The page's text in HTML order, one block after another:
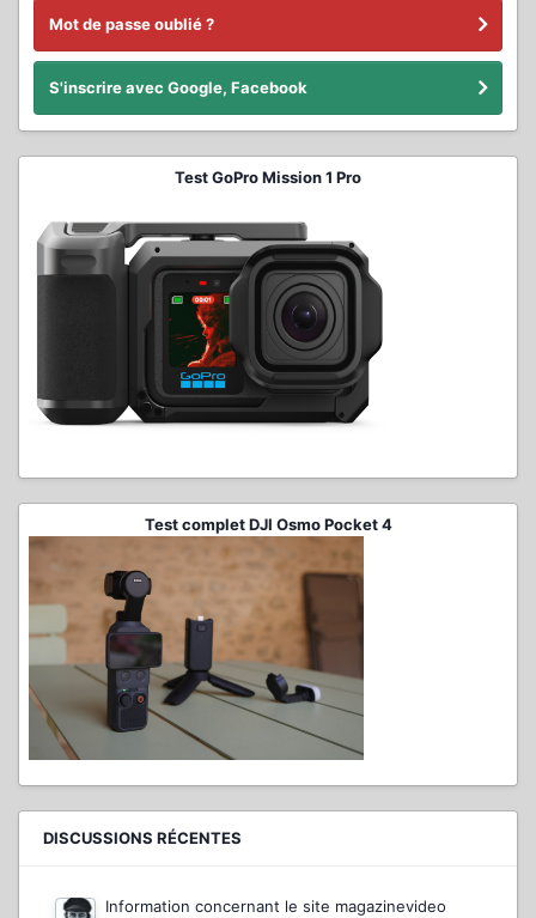
Mot de passe oublié ?
S'inscrire avec Google, Facebook
Test GoPro Mission 1 Pro
Test complet DJI Osmo Pocket 4
DISCUSSIONS RÉCENTES
Information concernant le site magazinevideo